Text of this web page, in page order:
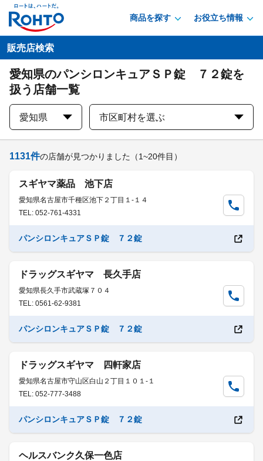
商品を探す お役立ち情報
販売店検索
愛知県のパンシロンキュアＳＰ錠 ７２錠を
扱う店舗一覧
愛知県 市区町村を選ぶ
1131件の店舗が見つかりました （1~20件目）
スギヤマ薬品 池下店
愛知県名古屋市千種区池下２丁目１-１４
TEL: 052-761-4331
パンシロンキュアＳＰ錠 ７２錠
ドラッグスギヤマ 長久手店
愛知県長久手市武蔵塚７０４
TEL: 0561-62-9381
パンシロンキュアＳＰ錠 ７２錠
ドラッグスギヤマ 四軒家店
愛知県名古屋市守山区白山２丁目１０１-１
TEL: 052-777-3488
パンシロンキュアＳＰ錠 ７２錠
ヘルスバンク久保一色店